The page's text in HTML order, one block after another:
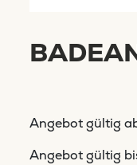
Angebot gültig
Angebot gültig